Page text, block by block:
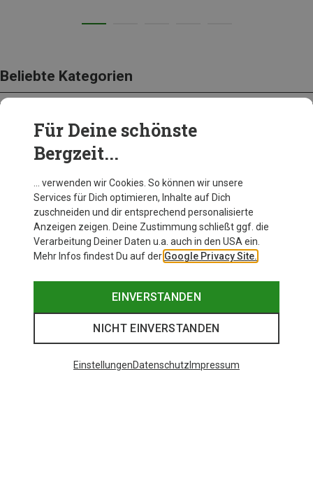
Beliebte Kategorien
BEKLEIDUNG
Für Deine schönste
Bergzeit...
… verwenden wir Cookies. So können wir unsere
Services für Dich optimieren, Inhalte auf Dich
zuschneiden und dir entsprechend personalisierte
Anzeigen zeigen. Deine Zustimmung schließt ggf. die
Verarbeitung Deiner Daten u.a. auch in den USA ein.
Mehr Infos findest Du auf der Google Privacy Site.
EINVERSTANDEN
NICHT EINVERSTANDEN
EinstellungenDatenschutz Impressum